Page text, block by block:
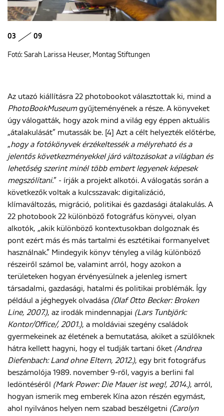
03 09
Fotó: Sarah Larissa Heuser, Montag Stiftungen
Az utazó kiállításra 22 photobookot választottak ki, mind a
PhotoBookMuseumgyűjteményének a része. A könyveket
úgy válogatták, hogy azok mind a világ egy éppen aktuális
„átalakulását” mutassák be. [4] Azt a célt helyezték előtérbe,
„hogy a fotókönyvek érzékeltessék a mélyreható és a
jelentős következményekkel járó változásokat a világban és
lehetőség szerint minél több embert legyenek képesek
megszólítani.” - írják a projekt alkotói. A válogatás során a
következők voltak a kulcsszavak: digitalizáció,
klímaváltozás, migráció, politikai és gazdasági átalakulás. A
22 photobook 22 különböző fotográfus könyvei, olyan
alkotók, „akik különböző kontextusokban dolgoznak és
pont ezért más és más tartalmi és esztétikai formanyelvet
használnak.” Mindegyik könyv tényleg a világ különböző
részeiről számol be, valamint arról, hogy azokon a
területeken hogyan érvényesülnek a jelenleg ismert
társadalmi, gazdasági, hatalmi és politikai problémák. Így
például a jéghegyek olvadása (Olaf Otto Becker: Broken
Line, 2007.), az irodák mindennapjai (Lars Tunbjörk:
Kontor/Office/, 2001.), a moldáviai szegény családok
gyermekeinek az életének a bemutatása, akiket a szülőknek
hátra kellett hagyni, hogy el tudják tartani őket (Andrea
Diefenbach: Land ohne Eltern, 2012.), egy brit fotográfus
beszámolója 1989. november 9-ről, vagyis a berlini fal
ledöntéséről (Mark Power: Die Mauer ist weg!, 2014.), arról,
hogyan ismerik meg emberek Kína azon részén egymást,
ahol nyilvános helyen nem szabad beszélgetni (Carolyn